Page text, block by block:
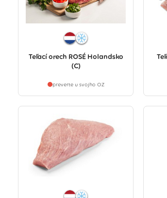
Teľací orech ROSÉ Holandsko
(C)
preverte u svojho OZ